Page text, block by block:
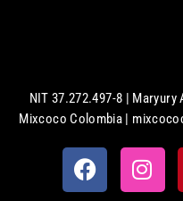
NIT 37.272.497-8 |
Mixcoco Colombia |